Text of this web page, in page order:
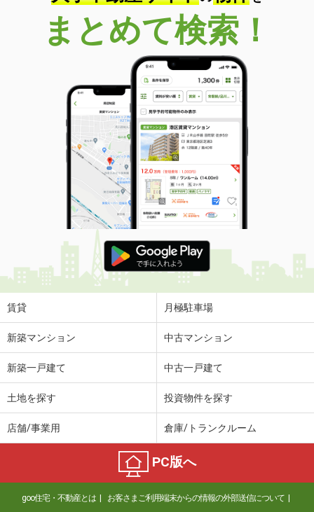
まとめて検索！
賃貸 月極駐車場
新築マンション 中古マンション
新築一戸建て 中古一戸建て
土地を探す 投資物件を探す
店舗/事業用 倉庫/トランクルーム
PC版へ
goo住宅・不動産とは お客さまご利用端末からの情報の外部送信について